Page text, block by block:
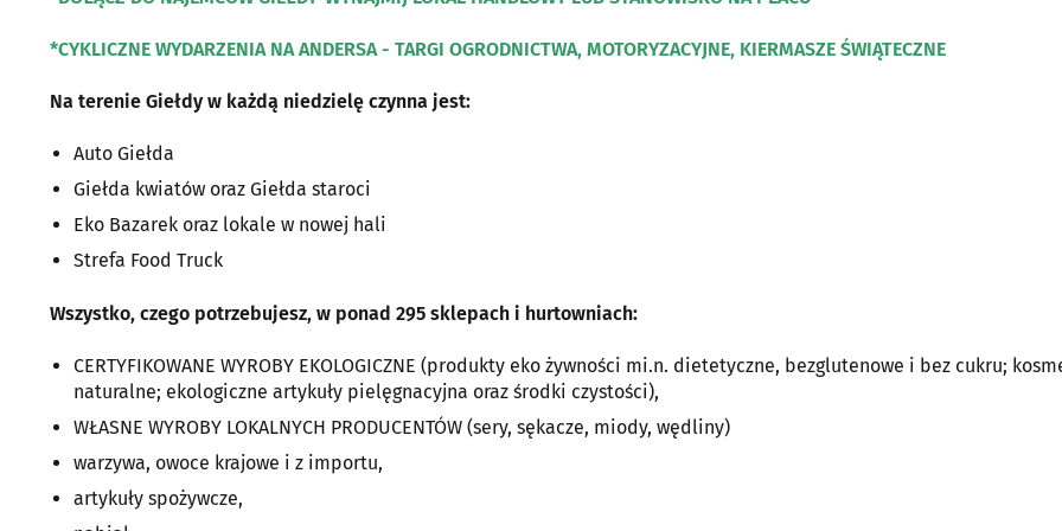
*CYKLICZNE WYDARZENIA NA ANDERSA - TARGI OGRODNICTWA, MOTORYZACYJNE, KIERMASZE ŚWIĄTECZNE
Na terenie Giełdy w każdą niedzielę czynna jest:
Auto Giełda
Giełda kwiatów oraz Giełda staroci
Eko Bazarek oraz lokale w nowej hali
Strefa Food Truck
Wszystko, czego potrzebujesz, w ponad 295 sklepach i hurtowniach:
CERTYFIKOWANE WYROBY EKOLOGICZNE (produkty eko żywności mi.n. dietetyczne, bezglutenowe i bez cukru;
naturalne; ekologiczne artykuły pielęgnacyjna oraz środki czystości),
WŁASNE WYROBY LOKALNYCH PRODUCENTÓW (sery, sękacze, miody, wędliny)
warzywa, owoce krajowe i z importu,
artykuły spożywcze,